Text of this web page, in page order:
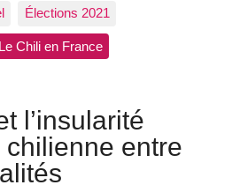
Élections 2021
Le Chili en France
l’insularité
entre